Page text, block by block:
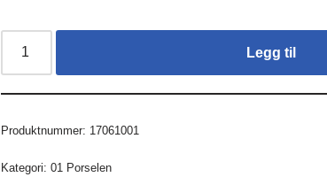
Legg til
Produktnummer: 17061001
Kategori:01 Porselen